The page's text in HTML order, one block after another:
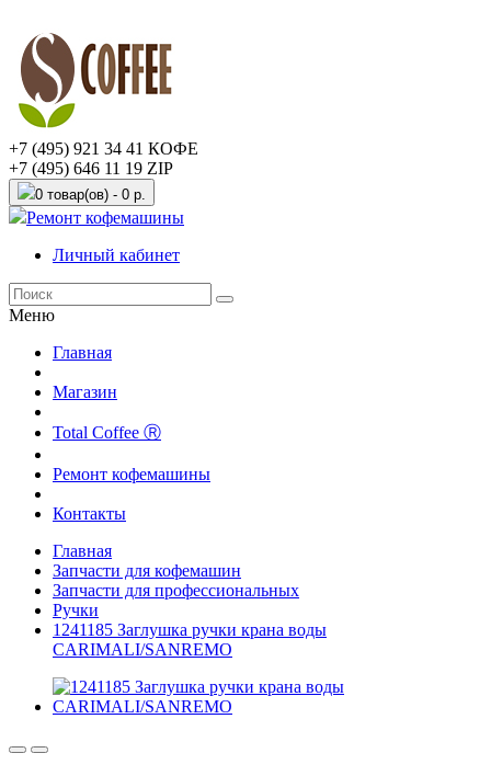
+7 (495) 921 34 41 КОФЕ
+7 (495) 646 11 19 ZIP
0 товар(ов) - 0 р.
Ремонт кофемашины
Личный кабинет
Меню
Главная
Магазин
Total Coffee Ⓡ
Ремонт кофемашины
Контакты
Главная
Запчасти для кофемашин
Запчасти для профессиональных
Ручки
1241185 Заглушка ручки крана воды
CARIMALI/SANREMO